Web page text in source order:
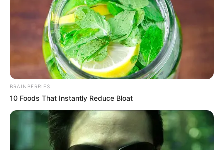
BRAINBERRIES
10 Foods That Instantly Reduce Bloat